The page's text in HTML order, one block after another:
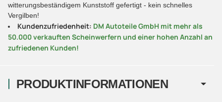
PRODUKTINFORMATIONEN
witterungsbeständigem Kunststoff gefertigt - kein schnelles
Vergilben!
Kundenzufriedenheit: DM Autoteile GmbH mit mehr als
50.000 verkauften Scheinwerfern und einer hohen Anzahl an
zufriedenen Kunden!